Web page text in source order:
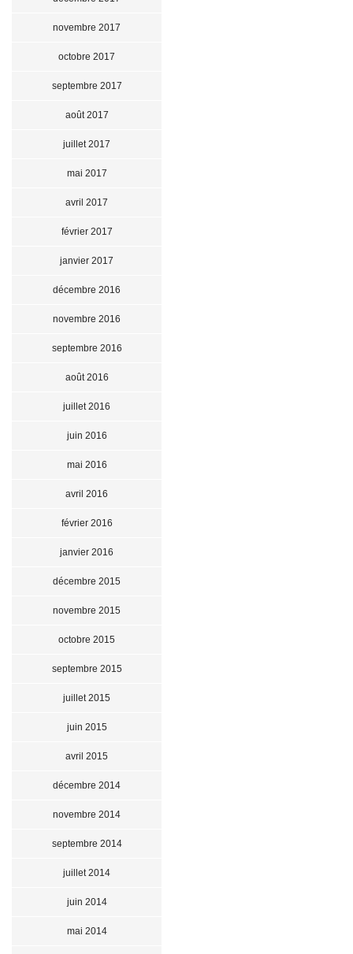
novembre 2017
octobre 2017
septembre 2017
août 2017
juillet 2017
mai 2017
avril 2017
février 2017
janvier 2017
décembre 2016
novembre 2016
septembre 2016
août 2016
juillet 2016
juin 2016
mai 2016
avril 2016
février 2016
janvier 2016
décembre 2015
novembre 2015
octobre 2015
septembre 2015
juillet 2015
juin 2015
avril 2015
décembre 2014
novembre 2014
septembre 2014
juillet 2014
juin 2014
mai 2014